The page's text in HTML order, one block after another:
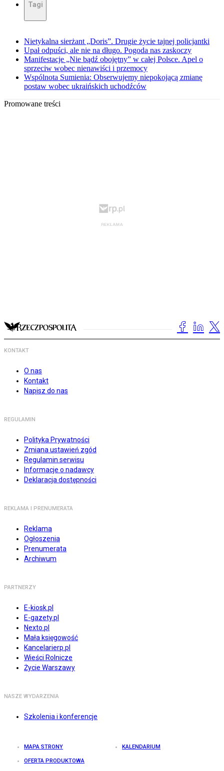
Tagi
Nietykalna sierżant „Doris”. Drugie życie tajnej policjantki
Upał odpuści, ale nie na długo. Pogoda nas zaskoczy
Manifestacje „Nie bądź obojętny” w całej Polsce. Apel o
sprzeciw wobec nienawiści i przemocy
Wspólnota Sumienia: Obserwujemy niepokojącą zmianę
postaw wobec ukraińskich uchodźców
Promowane treści
KONTAKT
O nas
Kontakt
Napisz do nas
REGULAMIN
Polityka Prywatności
Zmiana ustawień zgód
Regulamin serwisu
Informacje o nadawcy
Deklaracja dostępności
REKLAMA I PRENUMERATA
Reklama
Ogłoszenia
Prenumerata
Archiwum
PARTNERZY
E-kiosk.pl
E-gazety.pl
Nexto.pl
Mała księgowość
Kancelarierp.pl
Wieści Rolnicze
Życie Warszawy
NASZE WYDARZENIA
Szkolenia i konferencje
MAPA STRONY KALENDARIUM
OFERTA PRODUKTOWA